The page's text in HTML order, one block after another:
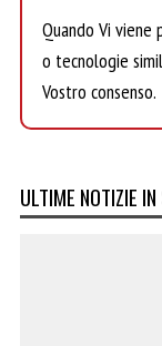
Quando Vi viene
o tecnologie
Vostro consenso.
ULTIME NOTIZIE